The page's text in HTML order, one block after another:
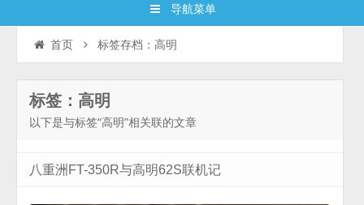
导航菜单
首页 标签存档：高明
标签：高明
以下是与标签“高明”相关联的文章
八重洲FT-350R与高明62S联机记